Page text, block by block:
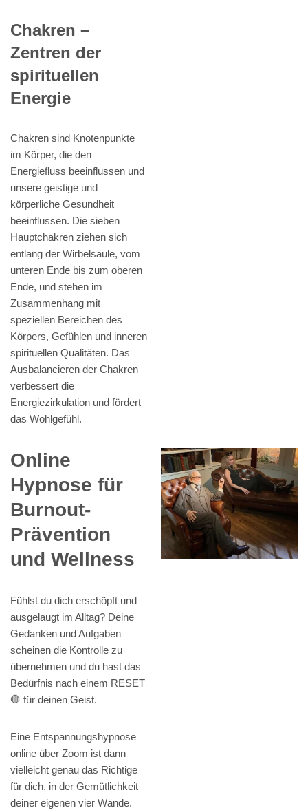
Chakren –
Zentren der
spirituellen
Energie
Chakren sind Knotenpunkte
im Körper, die den
Energiefluss beeinflussen und
unsere geistige und
körperliche Gesundheit
beeinflussen. Die sieben
Hauptchakren ziehen sich
entlang der Wirbelsäule, vom
unteren Ende bis zum oberen
Ende, und stehen im
Zusammenhang mit
speziellen Bereichen des
Körpers, Gefühlen und inneren
spirituellen Qualitäten. Das
Ausbalancieren der Chakren
verbessert die
Energiezirkulation und fördert
das Wohlgefühl.
Online
Hypnose für
Burnout-
Prävention
und Wellness
Fühlst du dich erschöpft und
ausgelaugt im Alltag? Deine
Gedanken und Aufgaben
scheinen die Kontrolle zu
übernehmen und du hast das
Bedürfnis nach einem RESET
🛑 für deinen Geist.
Eine Entspannungshypnose
online über Zoom ist dann
vielleicht genau das Richtige
für dich, in der Gemütlichkeit
deiner eigenen vier Wände.